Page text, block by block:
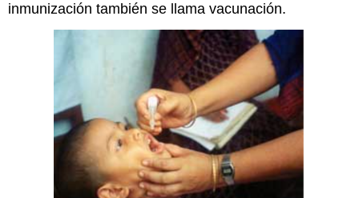
inmunización también se llama vacunación.